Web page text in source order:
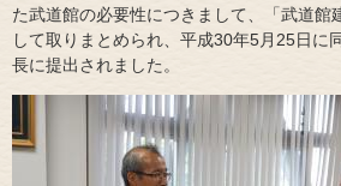
た武道館の必要性につきまして、「武道館
して取りまとめられ、平成30年5月25日に
長に提出されました。